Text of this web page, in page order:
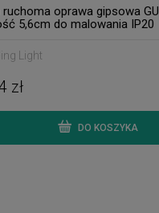
ruchoma oprawa gipsowa
5,6cm do malowania IP20
Light
zł
DO KOSZYKA